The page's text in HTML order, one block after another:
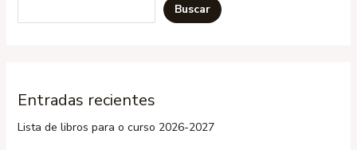
Buscar
Entradas recientes
Lista de libros para o curso 2026-2027